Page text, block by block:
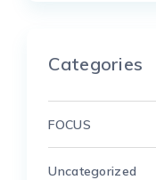
Categories
FOCUS
Uncategorized